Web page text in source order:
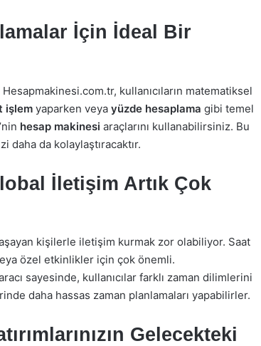
İçin İdeal Bir
kullanıcıların matematiksel
işlem yaparken veya yüzde hesaplama gibi temel
hesap makinesi araçlarını kullanabilirsiniz. Bu
daha da kolaylaştıracaktır.
İletişim Artık Çok
kişilerle iletişim kurmak zor olabiliyor. Saat
özel etkinlikler için çok önemli.
sayesinde, kullanıcılar farklı zaman dilimlerini
daha hassas zaman planlamaları yapabilirler.
Gelecekteki